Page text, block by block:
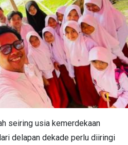
seiring usia kemerdekaan
delapan dekade perlu diiringi